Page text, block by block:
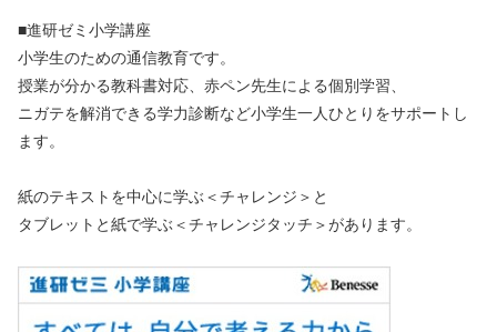
■進研ゼミ小学講座
小学生のための通信教育です。
授業が分かる教科書対応、赤ペン先生による個別学習、
ニガテを解消できる学力診断など小学生一人ひとりをサポートし
ます。
紙のテキストを中心に学ぶ＜チャレンジ＞と
タブレットと紙で学ぶ＜チャレンジタッチ＞があります。